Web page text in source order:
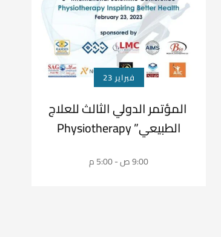
فبراير 23
المؤتمر الدولي الثالث للعلاج
الطبيعي” Physiotherapy
9:00 ص - 5:00 م